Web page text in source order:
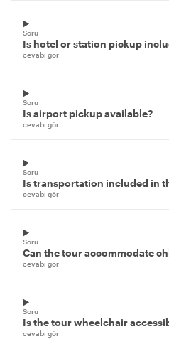
Soru
Is hotel or station pickup
cevabı gör
Soru
Is airport pickup available?
cevabı gör
Soru
Is transportation included in
cevabı gör
Soru
Can the tour accommodate
cevabı gör
Soru
Is the tour wheelchair
cevabı gör